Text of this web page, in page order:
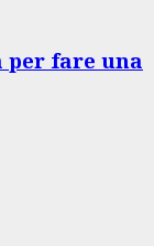
per fare una